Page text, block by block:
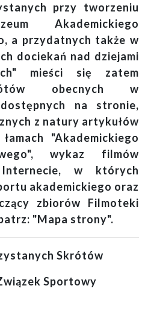
przy tworzeniu
Akademickiego
a przydatnych także w
dociekań nad dziejami
mieści się zatem
obecnych w
na stronie,
z natury artykułów
"Akademickiego
wykaz filmów
w których
akademickiego oraz
zbiorów Filmoteki
"Mapa strony".
Skrótów
Sportowy